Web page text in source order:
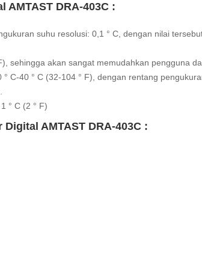
AMTAST DRA-403C :
suhu resolusi: 0,1 ° C, dengan nilai
sehingga akan sangat memudahkan pengguna
C-40 ° C (32-104 ° F), dengan rentang
° C (2 ° F)
AMTAST DRA-403C :